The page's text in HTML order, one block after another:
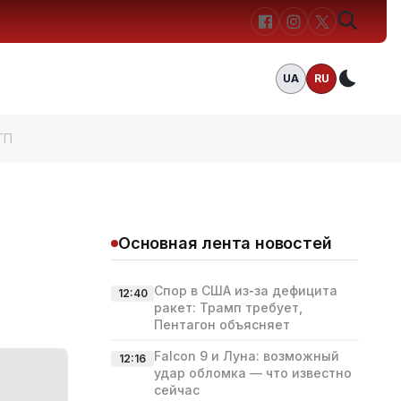
UA RU
Основная лента новостей
12:40 Спор в США из‑за дефицита
ракет: Трамп требует,
Пентагон объясняет
12:16
Falcon 9 и Луна: возможный
удар обломка — что известно
сейчас